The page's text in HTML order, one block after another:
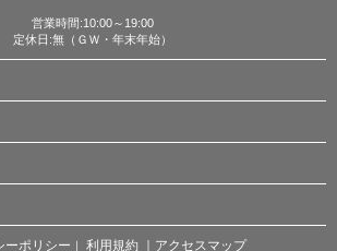
営業時間:10:00～19:00
定休日:無（ＧＷ・年末年始）
ーポリシー 利用規約 ｜アクセスマップ